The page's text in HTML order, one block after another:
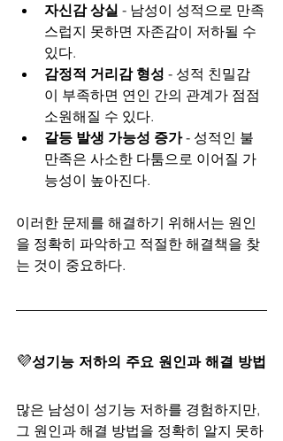
자신감 상실 - 남성이 성적으로 만족
스럽지 못하면 자존감이 저하될 수
있다.
감정적 거리감 형성 - 성적 친밀감
이 부족하면 연인 간의 관계가 점점
소원해질 수 있다.
갈등 발생 가능성 증가 - 성적인 불
만족은 사소한 다툼으로 이어질 가
능성이 높아진다.
이러한 문제를 해결하기 위해서는 원인
을 정확히 파악하고 적절한 해결책을 찾
는 것이 중요하다.
💜성기능 저하의 주요 원인과 해결 방법
많은 남성이 성기능 저하를 경험하지만,
그 원인과 해결 방법을 정확히 알지 못하